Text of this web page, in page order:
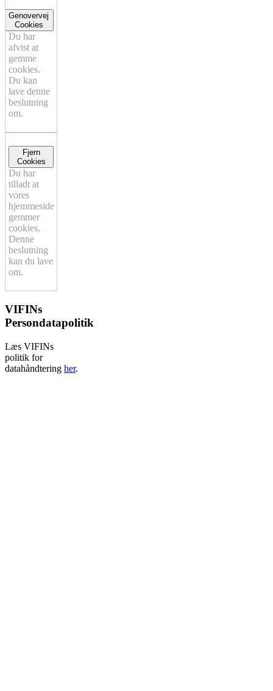
Genovervej
Cookies
Du har
afvist at
gemme
cookies.
Du kan
lave denne
beslutning
om.
Fjern
Cookies
Du har
tilladt at
vores
hjemmeside
gemmer
cookies.
Denne
beslutning
kan du lave
om.
VIFINs
Persondatapolitik
Læs VIFINs
politik for
datahåndtering her.